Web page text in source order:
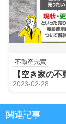
不動産売買
2023-02-28
関連記事